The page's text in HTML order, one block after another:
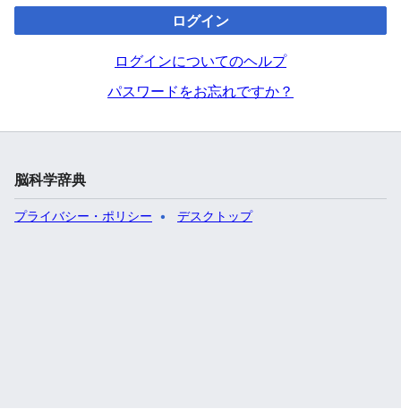
ログイン
ログインについてのヘルプ
パスワードをお忘れですか？
脳科学辞典
プライバシー・ポリシー デスクトップ